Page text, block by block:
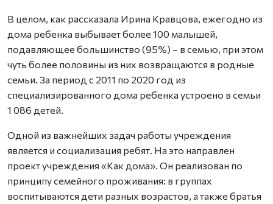
В целом, как рассказала Ирина Кравцова, ежегодно из
дома ребенка выбывает более 100 малышей,
подавляющее большинство (95%) – в семью, при этом
чуть более половины из них возвращаются в родные
семьи. За период с 2011 по 2020 год из
специализированного дома ребенка устроено в семьи
1 086 детей.
Одной из важнейших задач работы учреждения
является и социализация ребят. На это направлен
проект учреждения «Как дома». Он реализован по
принципу семейного проживания: в группах
воспитываются дети разных возрастов, а также братья